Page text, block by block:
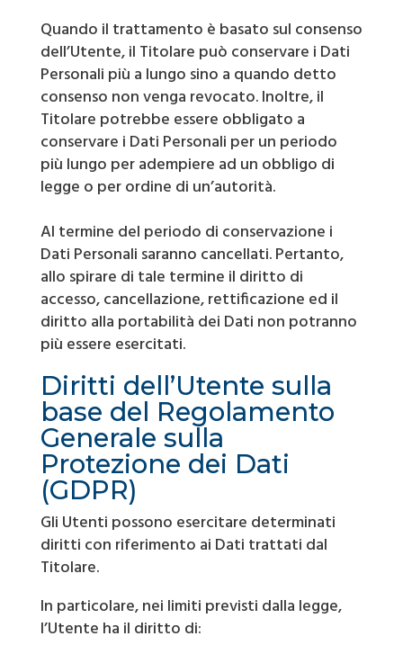
Quando il trattamento è basato sul consenso
dell’Utente, il Titolare può conservare i Dati
Personali più a lungo sino a quando detto
consenso non venga revocato. Inoltre, il
Titolare potrebbe essere obbligato a
conservare i Dati Personali per un periodo
più lungo per adempiere ad un obbligo di
legge o per ordine di un’autorità.
Al termine del periodo di conservazione i
Dati Personali saranno cancellati. Pertanto,
allo spirare di tale termine il diritto di
accesso, cancellazione, rettificazione ed il
diritto alla portabilità dei Dati non potranno
più essere esercitati.
Diritti dell’Utente sulla
base del Regolamento
Generale sulla
Protezione dei Dati
(GDPR)
Gli Utenti possono esercitare determinati
diritti con riferimento ai Dati trattati dal
Titolare.
In particolare, nei limiti previsti dalla legge,
l’Utente ha il diritto di: